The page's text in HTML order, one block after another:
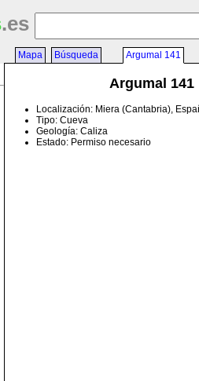
.es
Mapa Búsqueda Argumal 141
Argumal 141
Localización: Miera (Cantabria),
Tipo: Cueva
Geología: Caliza
Estado: Permiso necesario